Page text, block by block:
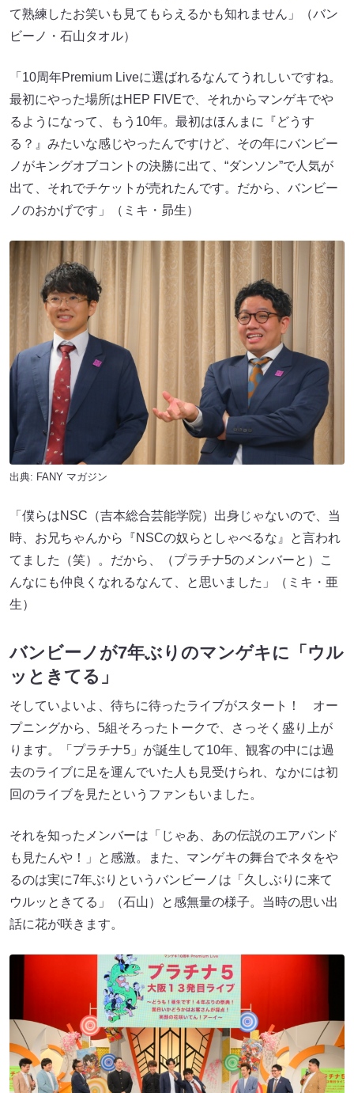
て熟練したお笑いも見てもらえるかも知れません」（バン
ビーノ・石山タオル）
「10周年Premium Liveに選ばれるなんてうれしいですね。
最初にやった場所はHEP FIVEで、それからマンゲキでや
るようになって、もう10年。最初はほんまに『どうす
る？』みたいな感じやったんですけど、その年にバンビー
ノがキングオブコントの決勝に出て、“ダンソン”で人気が
出て、それでチケットが売れたんです。だから、バンビー
ノのおかげです」（ミキ・昴生）
出典: FANY マガジン
「僕らはNSC（吉本総合芸能学院）出身じゃないので、当
時、お兄ちゃんから『NSCの奴らとしゃべるな』と言われ
てました（笑）。だから、（プラチナ5のメンバーと）こ
んなにも仲良くなれるなんて、と思いました」（ミキ・亜
生）
バンビーノが7年ぶりのマンゲキに「ウル
ッときてる」
そしていよいよ、待ちに待ったライブがスタート！ オー
プニングから、5組そろったトークで、さっそく盛り上が
ります。「プラチナ5」が誕生して10年、観客の中には過
去のライブに足を運んでいた人も見受けられ、なかには初
回のライブを見たというファンもいました。
それを知ったメンバーは「じゃあ、あの伝説のエアバンド
も見たんや！」と感激。また、マンゲキの舞台でネタをや
るのは実に7年ぶりというバンビーノは「久しぶりに来て
ウルッときてる」（石山）と感無量の様子。当時の思い出
話に花が咲きます。